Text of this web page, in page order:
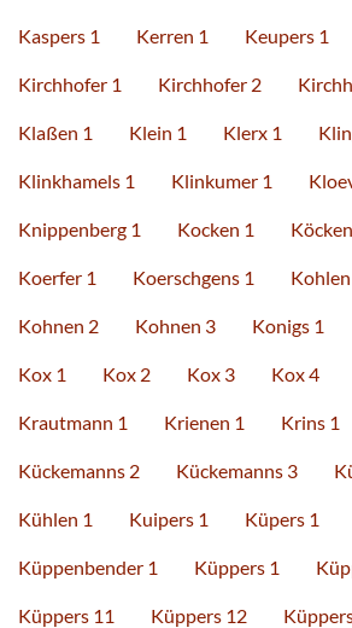
Kaspers 1 Kerren 1 Keupers 1
Kirchhofer 1 Kirchhofer 2
Klaßen 1 Klein 1 Klerx 1
Klinkhamels 1 Klinkumer 1
Knippenberg 1 Kocken 1
Koerfer 1 Koerschgens 1 Kohlen
Kohnen 2 Kohnen 3 Konigs 1
Kox 1 Kox 2 Kox 3 Kox 4
Krautmann 1 Krienen 1 Krins 1
Kückemanns 2 Kückemanns 3
Kühlen 1 Kuipers 1 Küpers 1
Küppenbender 1 Küppers 1
Küppers 11 Küppers 12